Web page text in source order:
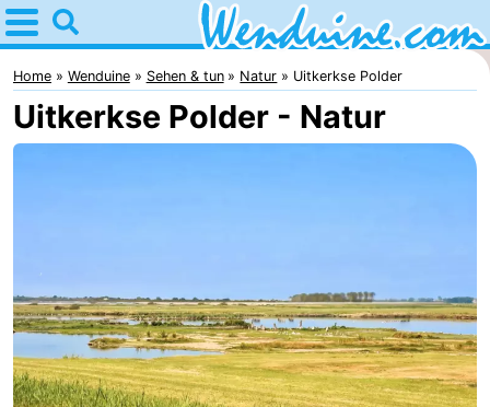
Home
Wenduine
Tipps
-
Residentie
-
Home Wenduine Sehen & tun Natur Uitkerkse Polder
Uitkerkse Polder - Natur